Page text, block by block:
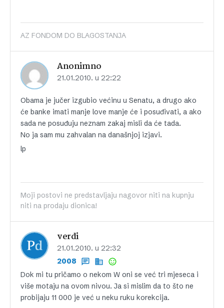
AZ FONDOM DO BLAGOSTANJA
Anonimno
21.01.2010. u 22:22
Obama je jučer izgubio većinu u Senatu, a drugo ako
će banke imati manje love manje će i posuđivati, a ako
sada ne posuđuju neznam zakaj misli da će tada.
No ja sam mu zahvalan na današnjoj izjavi.
lp
Moji postovi ne predstavljaju nagovor niti na kupnju
niti na prodaju dionica!
verdi
21.01.2010. u 22:32
2008
Dok mi tu pričamo o nekom W oni se već tri mjeseca i
više motaju na ovom nivou. Ja si mislim da to što ne
probijaju 11 000 je već u neku ruku korekcija.